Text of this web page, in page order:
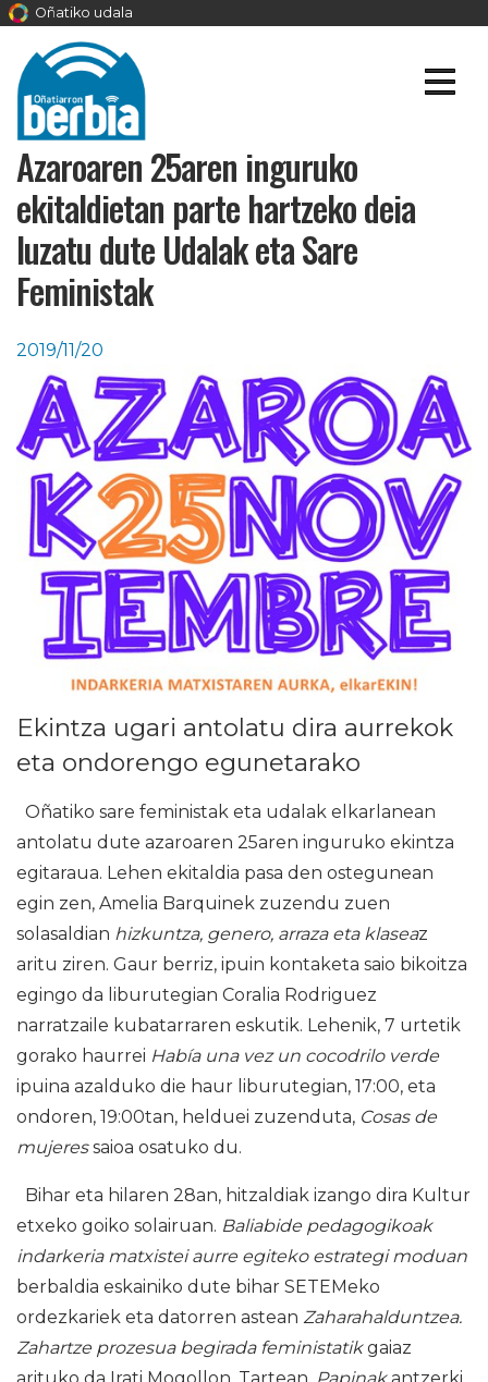
Oñatiko udala
Azaroaren 25aren inguruko
ekitaldietan parte hartzeko deia
luzatu dute Udalak eta Sare
Feministak
2019/11/20
Ekintza ugari antolatu dira aurrekok
eta ondorengo egunetarako
Oñatiko sare feministak eta udalak elkarlanean
antolatu dute azaroaren 25aren inguruko ekintza
egitaraua. Lehen ekitaldia pasa den ostegunean
egin zen, Amelia Barquinek zuzendu zuen
solasaldian hizkuntza, genero, arraza eta klaseaz
aritu ziren. Gaur berriz, ipuin kontaketa saio bikoitza
egingo da liburutegian Coralia Rodriguez
narratzaile kubatarraren eskutik. Lehenik, 7 urtetik
gorako haurrei Había una vez un cocodrilo verde
ipuina azalduko die haur liburutegian, 17:00, eta
ondoren, 19:00tan, helduei zuzenduta, Cosas de
mujeressaioa osatuko du.
Bihar eta hilaren 28an, hitzaldiak izango dira Kultur
etxeko goiko solairuan. Baliabide pedagogikoak
indarkeria matxistei aurre egiteko estrategi moduan
berbaldia eskainiko dute bihar SETEMeko
ordezkariek eta datorren astean Zaharahalduntzea.
Zahartze prozesua begirada feministatikgaiaz